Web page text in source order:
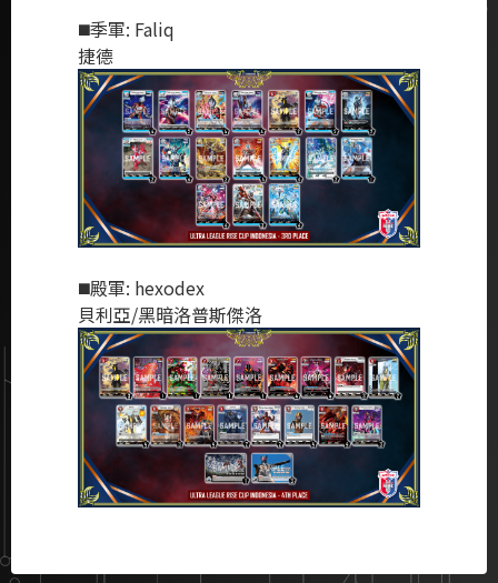
◼️季軍: Faliq
捷德
◼️殿軍: hexodex
貝利亞/黑暗洛普斯傑洛